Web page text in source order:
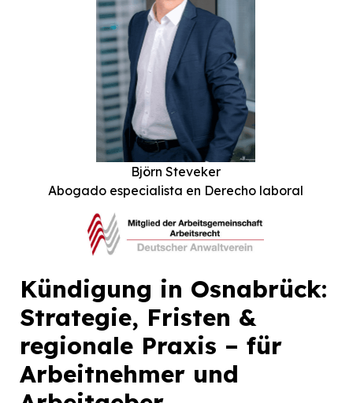
Björn Steveker
Abogado especialista en Derecho laboral
Kündigung in Osnabrück:
Strategie, Fristen &
regionale Praxis – für
Arbeitnehmer und